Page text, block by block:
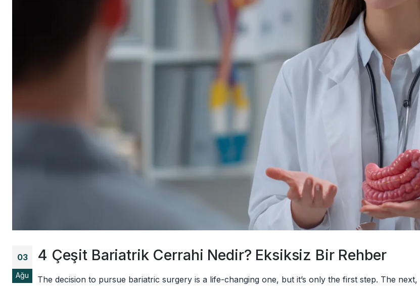
03
Ağu
4 Çeşit Bariatrik Cerrahi Nedir? Eksiksiz Bir Rehber
The decision to pursue bariatric surgery is a life-changing one, but it’s only the first step. The